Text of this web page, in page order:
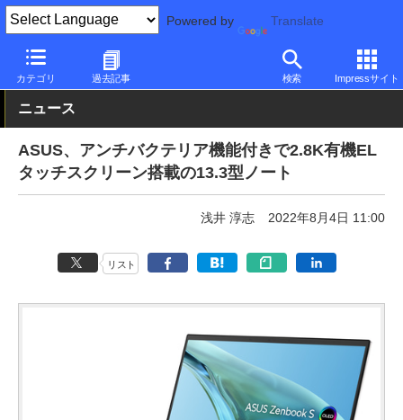
Powered by Translate
カテゴリ 過去記事 検索 Impressサイト
PC Watch パソコン/タブレット/スマートフォン ノートパソコン
ニュース
ASUS、アンチバクテリア機能付きで2.8K有機EL
タッチスクリーン搭載の13.3型ノート
浅井 淳志 2022年8月4日 11:00
リスト